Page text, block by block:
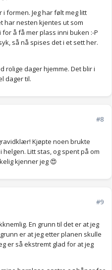
formen. Jeg har følt meg litt
har nesten kjentes ut som
å få mer plass inni buken :-P
så nå spises det i et sett her.
rolige dager hjemme. Det blir i
dager til.
#8
Kjøpte noen brukte
Litt stas, og spent på om
kjenner jeg 😍
#9
En grunn til det er at jeg
er at jeg etter planen skulle
er så ekstremt glad for at jeg